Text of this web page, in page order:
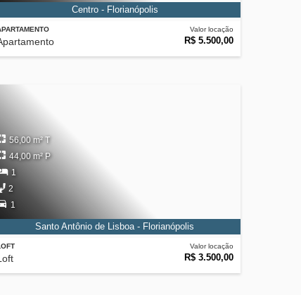
Valor locação
R$ 5.500,00
Centro - Florianópolis
Valor locação
R$ 3.500,00
56,00 m² T
44,00 m² P
1
2
1
Santo Antônio de Lisboa - Florianópolis